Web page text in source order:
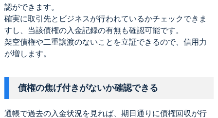
認ができます。
確実に取引先とビジネスが行われているかチェックできま
すし、当該債権の入金記録の有無も確認可能です。
架空債権や二重譲渡のないことを立証できるので、信用力
が増します。
債権の焦げ付きがないか確認できる
通帳で過去の入金状況を見れば、期日通りに債権回収が行